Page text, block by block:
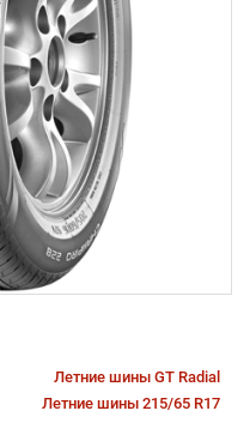
Летние шины GT Radial
Летние шины 215/65 R17